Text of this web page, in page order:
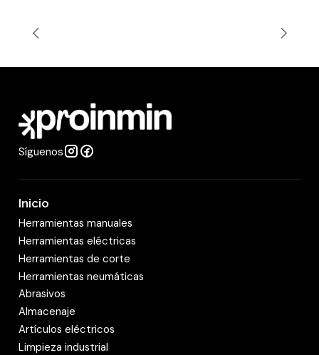
d
Síguenos
Inicio
Herramientas manuales
Herramientas eléctricas
Herramientas de corte
Herramientas neumáticas
Abrasivos
Almacenaje
Artículos eléctricos
Limpieza industrial